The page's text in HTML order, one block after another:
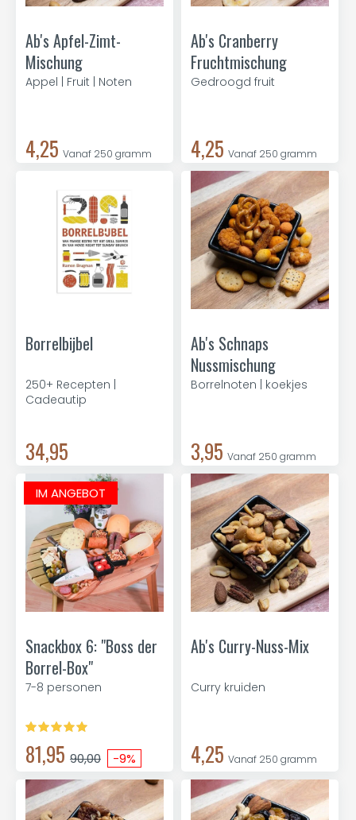
Ab's Apfel-Zimt-
Mischung
Appel | Fruit | Noten
4,25 Vanaf 250 gramm
Ab's Cranberry
Fruchtmischung
Gedroogd fruit
4,25 Vanaf 250 gramm
Borrelbijbel
250+ Recepten |
Cadeautip
34,95
Ab's Schnaps
Nussmischung
Borrelnoten | koekjes
3,95 Vanaf 250 gramm
IM ANGEBOT
Snackbox 6: "Boss der
Borrel-Box"
7-8 personen
81,95 90,00 -9%
Ab's Curry-Nuss-Mix
Curry kruiden
4,25 Vanaf 250 gramm